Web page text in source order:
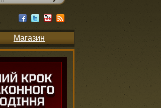
Магазин